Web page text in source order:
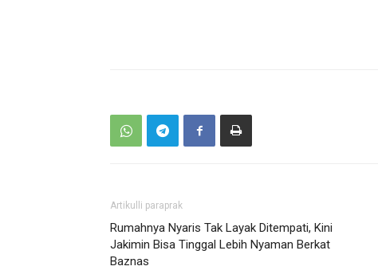
Artikulli paraprak
Rumahnya Nyaris Tak Layak Ditempati, Kini
Jakimin Bisa Tinggal Lebih Nyaman Berkat
Baznas